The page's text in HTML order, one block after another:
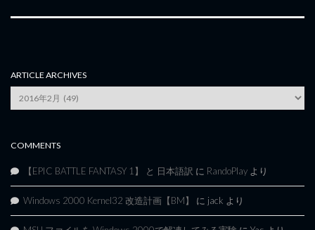
ARTICLE ARCHIVES
Article
Archives
COMMENTS
【EPIC BATTLE FANTASY 1】 と 日本語訳 に RandoPlay より
Windows 2000 Kernel32 改造計画【BM】 に jack より